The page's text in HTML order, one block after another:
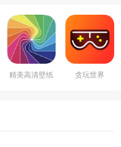
精美高清壁纸
贪玩世界